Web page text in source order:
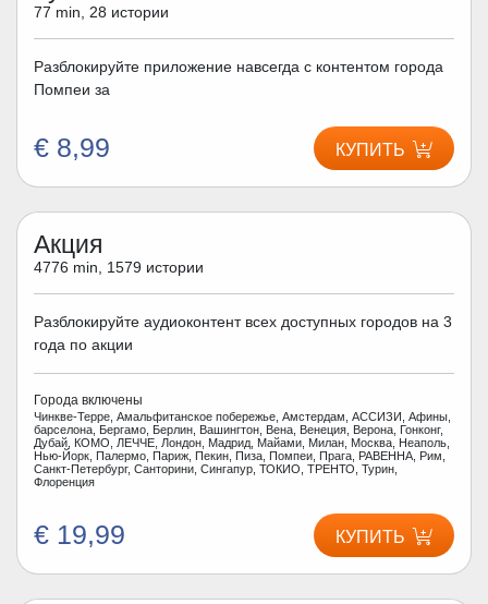
77 min, 28 истории
Разблокируйте приложение навсегда с контентом города
Помпеи за
€ 8,99 КУПИТЬ
Акция
4776 min, 1579 истории
Разблокируйте аудиоконтент всех доступных городов на 3
года по акции
Города включены
Чинкве-Терре, Амальфитанское побережье, Амстердам, АССИЗИ, Афины,
барселона, Бергамо, Берлин, Вашингтон, Вена, Венеция, Верона, Гонконг,
Дубай, КОМО, ЛЕЧЧЕ, Лондон, Мадрид, Майами, Милан, Москва, Неаполь,
Нью-Йорк, Палермо, Париж, Пекин, Пиза, Помпеи, Прага, РАВЕННА, Рим,
Санкт-Петербург, Санторини, Сингапур, ТОКИО, ТРЕНТО, Турин,
Флоренция
€ 19,99 КУПИТЬ